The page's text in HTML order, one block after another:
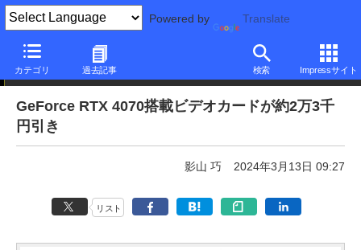
Powered by Translate
カテゴリ 過去記事 検索 Impressサイト
本日みつけたお買い得品
GeForce RTX 4070搭載ビデオカードが約2万3千
円引き
影山 巧 2024年3月13日 09:27
リスト